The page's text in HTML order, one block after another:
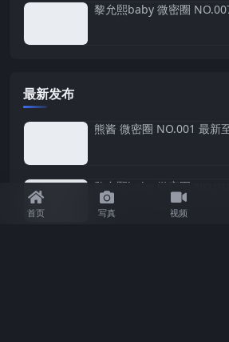
黎允熙baby 微密圈
最新发布
熊酱 微密圈 NO.001 最新
黎允熙baby 微密圈
首页 写真 视频